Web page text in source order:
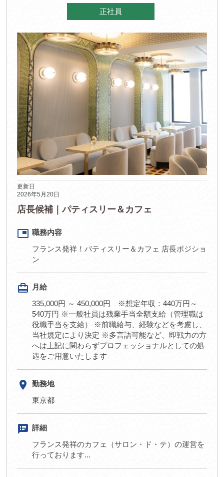
正社員
更新日
2026年5月20日
店長候補｜パティスリー＆カフェ
picture_in_picture 職務内容
フランス発祥！パティスリー＆カフェ 店長ポジショ
ン
card_travel
月給
335,000円 ～ 450,000円 ※想定年収：440万円～
540万円 ※一般社員は残業手当全額支給（管理職は
役職手当を支給） ※前職給与、経験などを考慮し、
当社規定により決定 ※多言語可能など、即戦力の方
へは上記に関わらずプロフェッショナルとしての処
遇をご用意いたします
room
勤務地
東京都
speaker_notes 詳細
フランス発祥のカフェ（サロン・ド・テ）の運営を
行っております...